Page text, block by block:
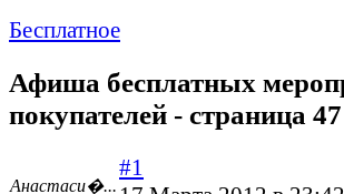
Бесплатное
Афиша бесплатных
покупателей - страница 47
Анастаси�...
#1